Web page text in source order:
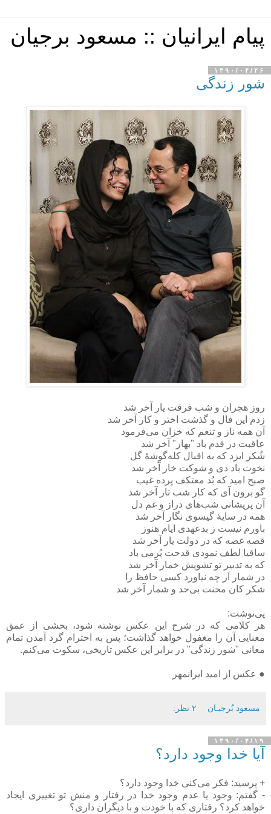
پیام ایرانیان :: مسعود برجیان
۱۳۹۰/۰۴/۲۶
شور زندگی
روز هجران و شب فرقت یار آخر شد
زدم این فال و گذشت اختر و کار آخر شد
آن همه ناز و تنعم که خزان می‌فرمود
عاقبت در قدم باد "بهار" آخر شد
شُکر ایزد که به اقبال کله‌گوشهٔ گل
نخوت باد دی و شوکت خار آخر شد
صبح امید که بُد معتکف پرده غیب
گو برون آی که کار شب تار آخر شد
آن پریشانی شب‌های دراز و غم دل
همه در سایهٔ گیسوی نگار آخر شد
باورم نیست ز بدعهدی ایام هنوز
قصه غصه که در دولت یار آخر شد
ساقیا لطف نمودی قدحت پُرمی باد
که به تدبیر تو تشویش خمار آخر شد
در شمار اَر چه نیاورد کسی حافظ را
شکر کان محنت بی‌حد و شمار آخر شد
پی‌نوشت:
هر کلامی که در شرح این عکس نوشته شود، بخشی از عمق
معنایی آن را مغفول خواهد گذاشت؛ پس به احترام گرد آمدن تمام
معانی "شور زندگی" در برابر این عکس تاریخی، سکوت می‌کنم.
● عکس از امید ایرانمهر
مسعود بُرجيـان ۲ نظر:
۱۳۹۰/۰۴/۱۹
آیا خدا وجود دارد؟
+ پرسید: فکر می‌کنی خدا وجود دارد؟
- گفتم: وجود یا عدم وجود خدا در رفتار و منش تو تغییری ایجاد
خواهد کرد؟ رفتاری که با خودت و با دیگران داری؟